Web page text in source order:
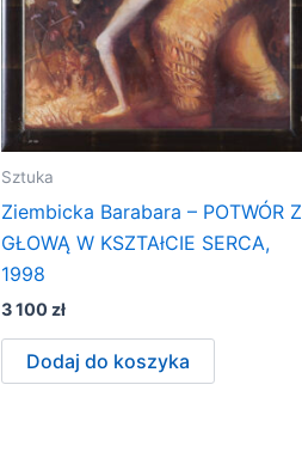
Sztuka
Ziembicka Barabara – POTWÓR Z
GŁOWĄ W KSZTAłCIE SERCA,
1998
3 100 zł
Dodaj do koszyka